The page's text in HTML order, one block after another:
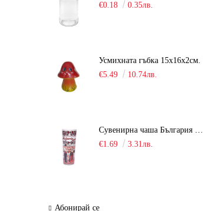
€0.18
0.35лв.
Усмихната гъбка 15х16х2см.
€5.49
10.74лв.
Сувенирна чаша България / шот /
€1.69
3.31лв.
Абонирай се